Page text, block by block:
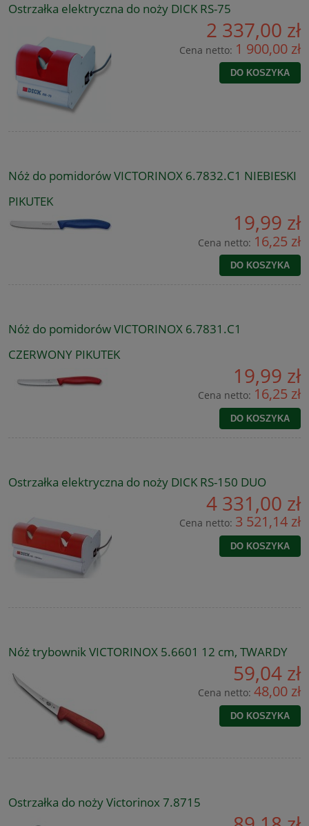
Ostrzałka elektryczna do noży DICK RS-75
2 337,00 zł
Cena netto: 1 900,00 zł
DO KOSZYKA
Nóż do pomidorów VICTORINOX 6.7832.C1 NIEBIESKI
PIKUTEK
19,99 zł
Cena netto: 16,25 zł
DO KOSZYKA
Nóż do pomidorów VICTORINOX 6.7831.C1
CZERWONY PIKUTEK
19,99 zł
Cena netto: 16,25 zł
DO KOSZYKA
Ostrzałka elektryczna do noży DICK RS-150 DUO
4 331,00 zł
Cena netto: 3 521,14 zł
DO KOSZYKA
Nóż trybownik VICTORINOX 5.6601 12 cm, TWARDY
59,04 zł
Cena netto: 48,00 zł
DO KOSZYKA
Ostrzałka do noży Victorinox 7.8715